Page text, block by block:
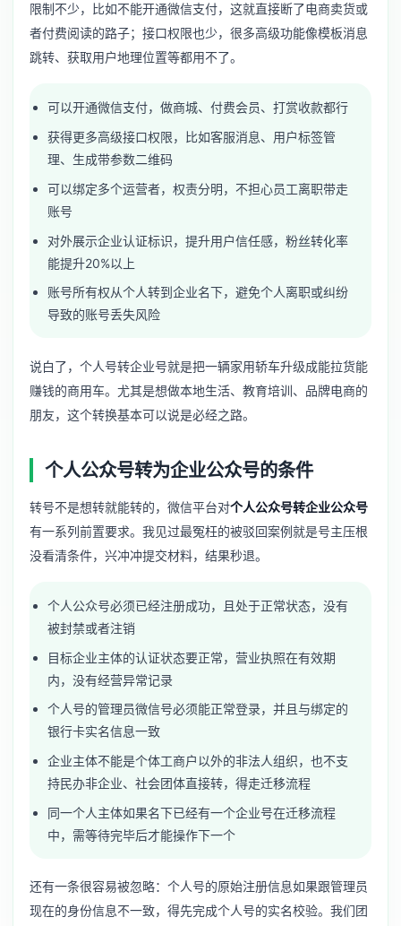
限制不少，比如不能开通微信支付，这就直接断了电商卖货或
者付费阅读的路子；接口权限也少，很多高级功能像模板消息
跳转、获取用户地理位置等都用不了。
可以开通微信支付，做商城、付费会员、打赏收款都行
获得更多高级接口权限，比如客服消息、用户标签管
理、生成带参数二维码
可以绑定多个运营者，权责分明，不担心员工离职带走
账号
对外展示企业认证标识，提升用户信任感，粉丝转化率
能提升20%以上
账号所有权从个人转到企业名下，避免个人离职或纠纷
导致的账号丢失风险
说白了，个人号转企业号就是把一辆家用轿车升级成能拉货能
赚钱的商用车。尤其是想做本地生活、教育培训、品牌电商的
朋友，这个转换基本可以说是必经之路。
个人公众号转为企业公众号的条件
转号不是想转就能转的，微信平台对个人公众号转企业公众号
有一系列前置要求。我见过最冤枉的被驳回案例就是号主压根
没看清条件，兴冲冲提交材料，结果秒退。
个人公众号必须已经注册成功，且处于正常状态，没有
被封禁或者注销
目标企业主体的认证状态要正常，营业执照在有效期
内，没有经营异常记录
个人号的管理员微信号必须能正常登录，并且与绑定的
银行卡实名信息一致
企业主体不能是个体工商户以外的非法人组织，也不支
持民办非企业、社会团体直接转，得走迁移流程
同一个人主体如果名下已经有一个企业号在迁移流程
中，需等待完毕后才能操作下一个
还有一条很容易被忽略：个人号的原始注册信息如果跟管理员
现在的身份信息不一致，得先完成个人号的实名校验。我们团